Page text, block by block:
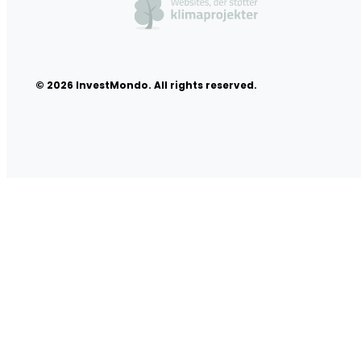
© 2026 InvestMondo. All rights reserved.